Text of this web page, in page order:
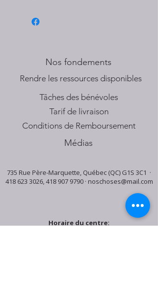
Nos fondements
​Rendre les ressources disponibles
Tâches des bénévoles
Tarif de livraison
Conditions de Remboursement
Médias
735 Rue Père-Marquette, Québec (QC) G1S 3C1 ·
418 623 3026,418 907 9790· noschoses@mail.com
Horaire du centre: